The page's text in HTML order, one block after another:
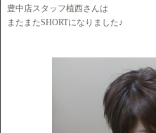
豊中店スタッフ植西さんは
またまたSHORTになりました♪